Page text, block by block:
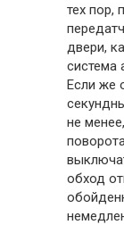
тех пор,
двери,
система
Если же
не
обход